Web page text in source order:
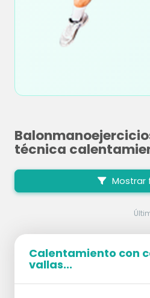
técnica
Mostrar
Calentamiento con
vallas...